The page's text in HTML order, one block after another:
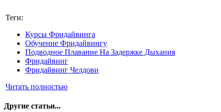
Теги:
Курсы Фридайвинга
Обучение Фридайвингу
Подводное Плавание На Задержке Дыхания
Фридайвинг
Фридайвинг Челдови
Читать полностью
Другие статьи...